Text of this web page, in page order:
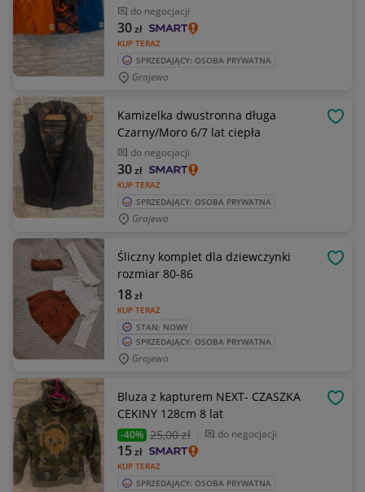
do negocjacji
KUP TERAZ
30zł
SPRZEDAJĄCY: OSOBA PRYWATNA
Grajewo
Kamizelka dwustronna długa
Czarny/Moro 6/7 lat ciepła
do negocjacji
KUP TERAZ
30zł
SPRZEDAJĄCY: OSOBA PRYWATNA
Grajewo
Śliczny komplet dla dziewczynki
rozmiar 80-86
KUP TERAZ
18zł
STAN: NOWY
SPRZEDAJĄCY: OSOBA PRYWATNA
Grajewo
Bluza z kapturem NEXT- CZASZKA
CEKINY 128cm 8 lat
-40% 25,00 zł do negocjacji
KUP TERAZ
15zł
SPRZEDAJĄCY: OSOBA PRYWATNA